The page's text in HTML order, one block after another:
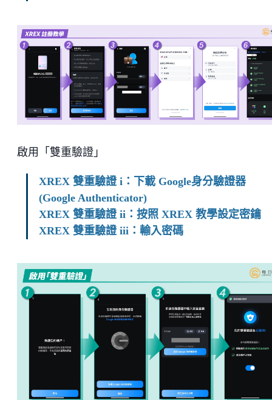
啟用「雙重驗證」
XREX 雙重驗證 i：下載 Google身分驗證器
(Google Authenticator)
XREX 雙重驗證 ii：按照 XREX 教學設定密鑰
XREX 雙重驗證 iii：輸入密碼